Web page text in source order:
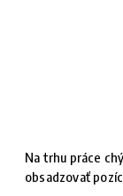
Na trhu práce
obsadzovať